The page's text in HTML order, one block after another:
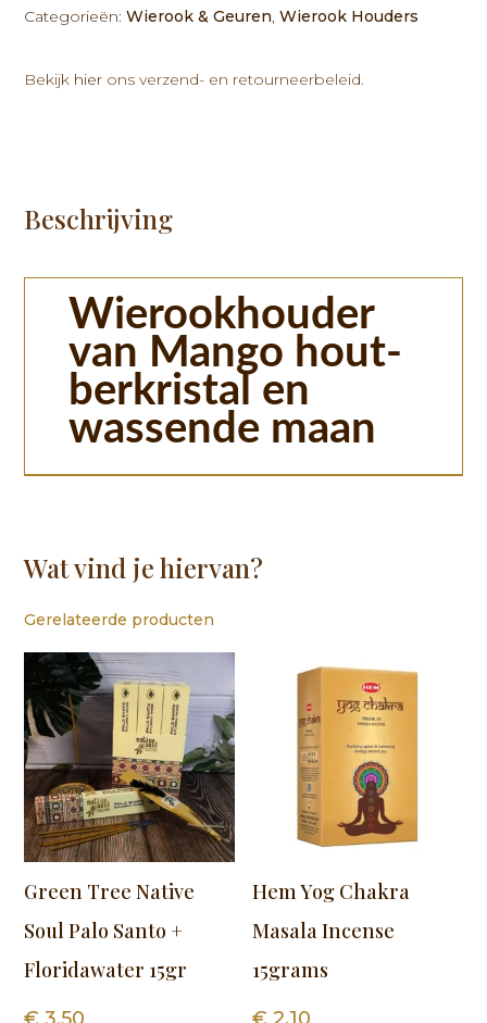
berkristal
wassende
Categorieën:Wierook & Geuren ,Wierook Houders
Bekijk hier ons verzend- en retourneerbeleid.
Beschrijving
Wierookhouder
van Mango hout-
berkristal en
wassende maan
Wat vind je hiervan?
Gerelateerde producten
Green Tree Native
Soul Palo Santo +
Floridawater 15gr
Hem Yog Chakra
Masala Incense
15grams